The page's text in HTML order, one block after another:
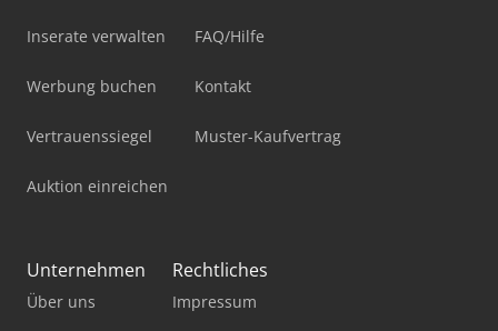
Inserate verwalten
Werbung buchen
Vertrauenssiegel
Auktion einreichen
FAQ/Hilfe
Kontakt
Muster-Kaufvertrag
Unternehmen
Über uns
Rechtliches
Impressum